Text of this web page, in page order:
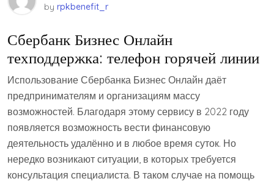
by rpkbenefit_r
Сбербанк Бизнес Онлайн
техподдержка: телефон горячей линии
Использование Сбербанка Бизнес Онлайн даёт
предпринимателям и организациям массу
возможностей. Благодаря этому сервису в 2022 году
появляется возможность вести финансовую
деятельность удалённо и в любое время суток. Но
нередко возникают ситуации, в которых требуется
консультация специалиста. В таком случае на помощь